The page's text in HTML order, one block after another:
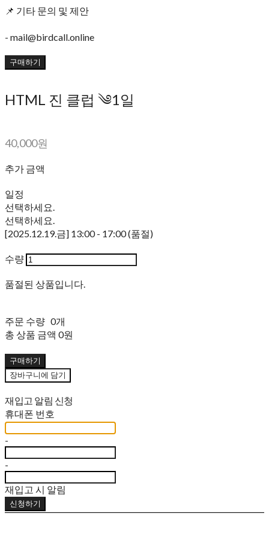
📌 기타 문의 및 제안
- mail@birdcall.online
구매하기
HTML 진 클럽 ༄1일
40,000원
추가 금액
일정
선택하세요.
선택하세요.
[2025.12.19.금] 13:00 - 17:00 (품절)
수량
품절된 상품입니다.
주문 수량 0개
총 상품 금액 0원
구매하기
장바구니에 담기
재입고 알림 신청
휴대폰 번호
-
-
재입고 시 알림
신청하기